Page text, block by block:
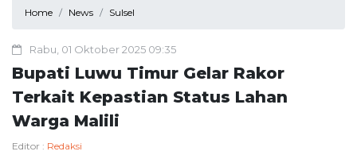
Home News Sulsel
Rabu, 01 Oktober 2025 09:35
Bupati Luwu Timur Gelar Rakor
Terkait Kepastian Status Lahan
Warga Malili
Editor : Redaksi